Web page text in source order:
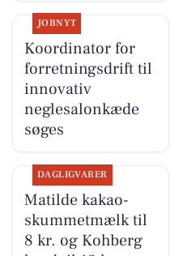
JOBNYT
Koordinator for
forretningsdrift til
innovativ
neglesalonkæde
søges
DAGLIGVARER
Matilde kakao-
skummetmælk til
8 kr. og Kohberg